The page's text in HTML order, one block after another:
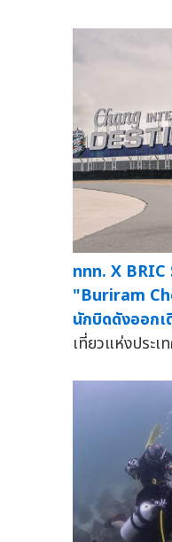
ททท. X BRIC
"Buriram
นักบิดดังออก
เที่ยวแห่งประเ